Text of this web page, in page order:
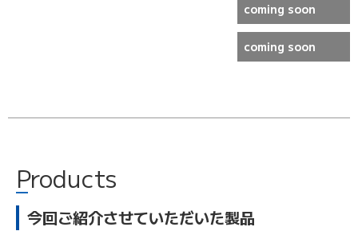
coming soon
coming soon
Products
今回ご紹介させていただいた製品